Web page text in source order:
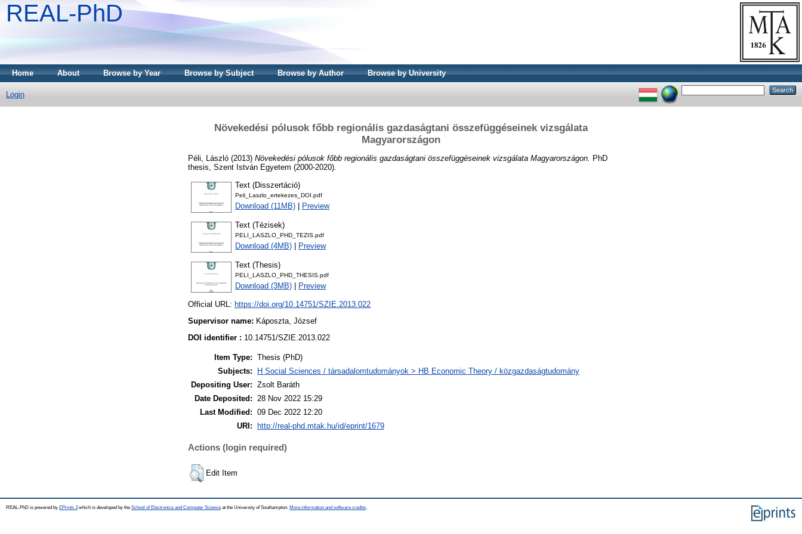
REAL-PhD
Home About Browse by Year Browse by Subject Browse by Author Browse by University
Login
Növekedési pólusok főbb regionális gazdaságtani összefüggéseinek vizsgálata
Magyarországon
Péli, László (2013) Növekedési pólusok főbb regionális gazdaságtani összefüggéseinek vizsgálata Magyarországon. PhD
thesis, Szent István Egyetem (2000-2020).
Text (Disszertáció)
Peli_Laszlo_ertekezes_DOI.pdf
Download (11MB) Preview
Text (Tézisek)
PELI_LASZLO_PHD_TEZIS.pdf
Download (4MB) Preview
Text (Thesis)
PELI_LASZLO_PHD_THESIS.pdf
Download (3MB) Preview
Official URL: https://doi.org/10.14751/SZIE.2013.022
Supervisor name: Káposzta, József
DOI identifier : 10.14751/SZIE.2013.022
Item Type: Thesis (PhD)
Subjects:
H Social Sciences / társadalomtudományok > HB Economic Theory / közgazdaságtudomány
Depositing User: Zsolt Baráth
Date Deposited:
28 Nov 2022 15:29
Last Modified: 09 Dec 2022 12:20
URI:
http://real-phd.mtak.hu/id/eprint/1679
Actions (login required)
Edit Item
REAL-PhD is powered by EPrints 3which is developed by the School of Electronics and Computer Science at the University of Southampton. More information and software credits